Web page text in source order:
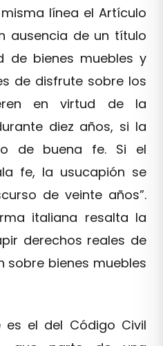
línea el Artículo
ausencia de un título
de bienes muebles y
de disfrute sobre los
en virtud de la
diez años, si la
de buena fe. Si el
fe, la usucapión se
de veinte años”.
italiana resalta la
derechos reales de
sobre bienes muebles
es el del Código Civil